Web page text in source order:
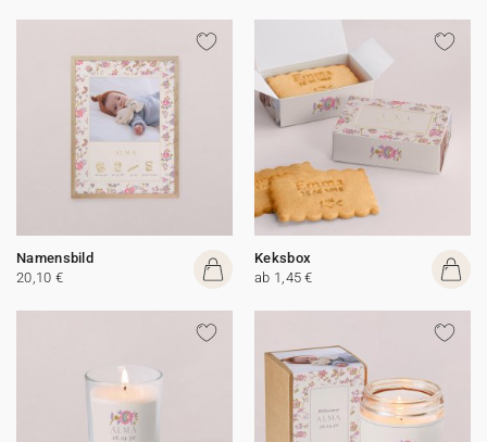
Namensbild
20,10 €
Keksbox
ab 1,45 €